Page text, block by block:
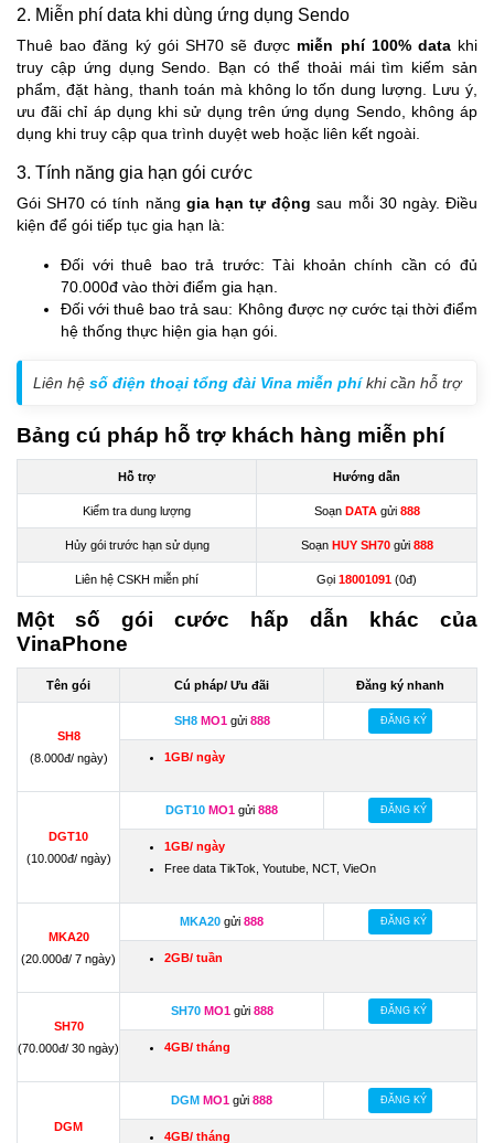
2. Miễn phí data khi dùng ứng dụng Sendo
Thuê bao đăng ký gói SH70 sẽ được miễn phí 100% datakhi
truy cập ứng dụng Sendo. Bạn có thể thoải mái tìm kiếm sản
phẩm, đặt hàng, thanh toán mà không lo tốn dung lượng. Lưu ý,
ưu đãi chỉ áp dụng khi sử dụng trên ứng dụng Sendo, không áp
dụng khi truy cập qua trình duyệt web hoặc liên kết ngoài.
3. Tính năng gia hạn gói cước
Gói SH70 có tính năng gia hạn tự động sau mỗi 30 ngày. Điều
kiện để gói tiếp tục gia hạn là:
Đối với thuê bao trả trước: Tài khoản chính cần có đủ
70.000đ vào thời điểm gia hạn.
Đối với thuê bao trả sau: Không được nợ cước tại thời điểm
hệ thống thực hiện gia hạn gói.
Liên hệ số điện thoại tổng đài Vina miễn phíkhi cần hỗ trợ
Bảng cú pháp hỗ trợ khách hàng miễn phí
Hỗ trợ Hướng dẫn
Kiểm tra dung lượng Soạn DATAgửi 888
Hủy gói trước hạn sử dụng Soạn HUY SH70gửi 888
Liên hệ CSKH miễn phí Gọi 18001091 (0đ)
Một số gói cước hấp dẫn khác của
VinaPhone
Tên gói Cú pháp/ Ưu đãi Đăng ký nhanh
SH8
(8.000đ/ ngày)
SH8 MO1 gửi 888 ĐĂNG KÝ
1GB/ ngày
DGT10
(10.000đ/ ngày)
DGT10 MO1 gửi 888 ĐĂNG KÝ
1GB/ ngày
Free data TikTok, Youtube, NCT, VieOn
MKA20
(20.000đ/ 7 ngày)
MKA20 gửi 888 ĐĂNG KÝ
2GB/ tuần
SH70
(70.000đ/ 30 ngày)
SH70 MO1 gửi 888 ĐĂNG KÝ
4GB/ tháng
DGM
DGM MO1 gửi 888 ĐĂNG KÝ
4GB/ tháng